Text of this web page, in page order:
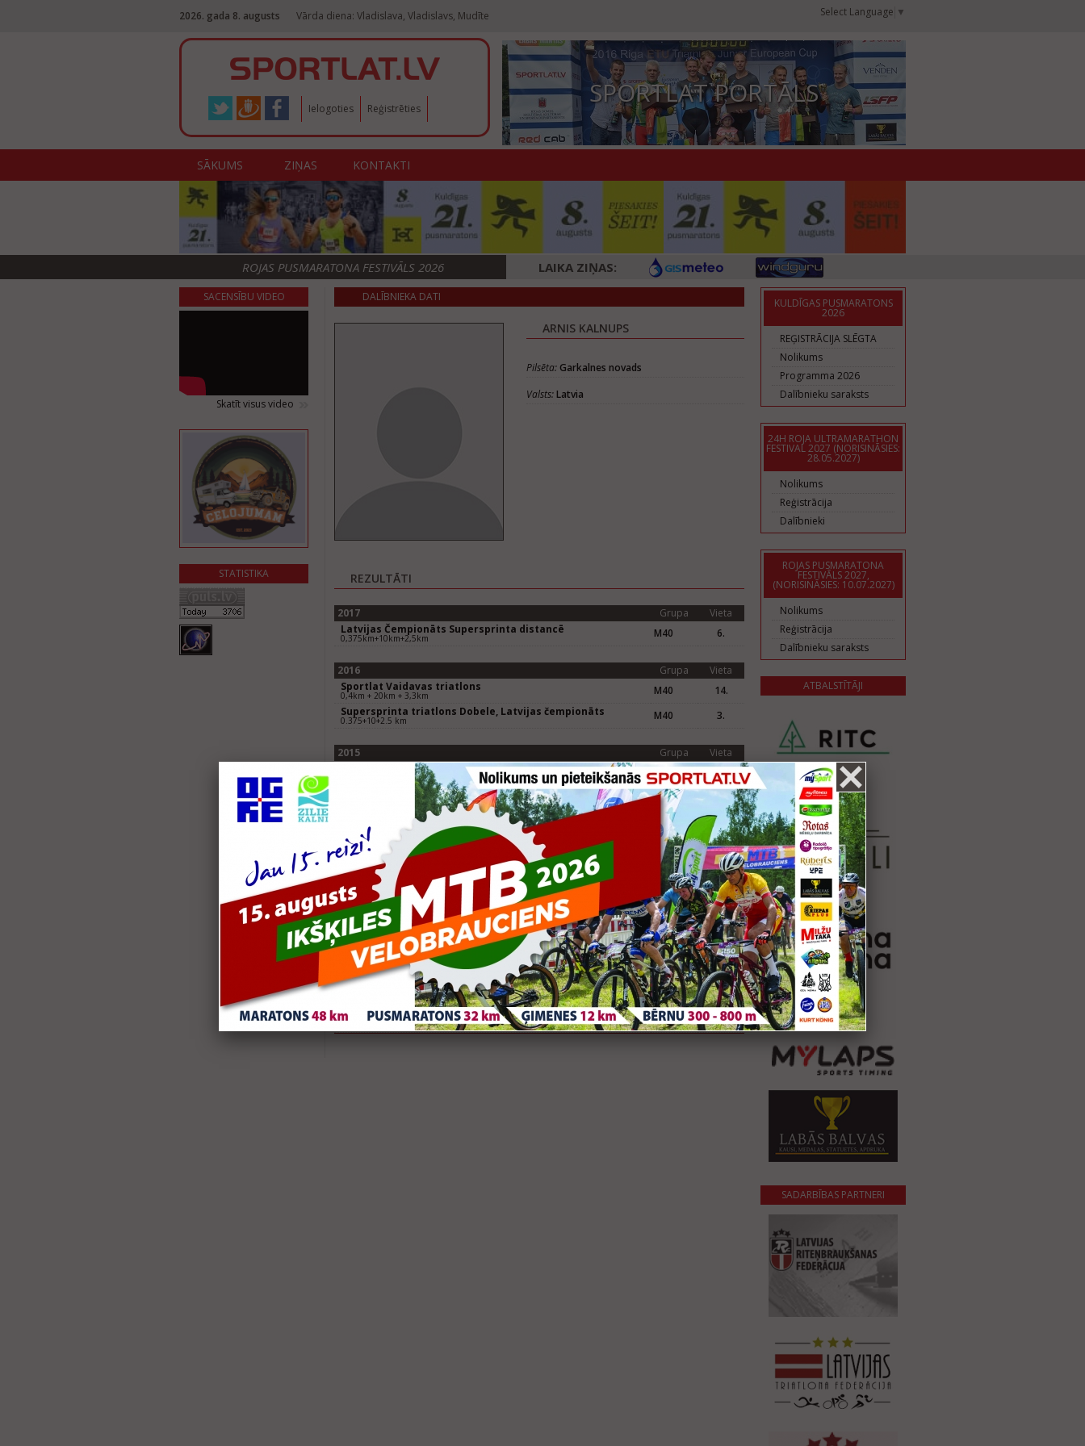
2026. gada 8. augusts Vārda diena: Vladislava, Vladislavs, Mudīte Select Language ▼
Ielogoties Reģistrēties SPORTLAT PORTĀLS
SĀKUMS ZIŅAS KONTAKTI
ROJAS PUSMARATONA FESTIVĀLS 2026 LAIKA ZIŅAS:
SACENSĪBU VIDEO
Skatīt visus video
STATISTIKA
DALĪBNIEKA DATI
ARNIS KALNUPS
Pilsēta: Garkalnes novads
Valsts:Latvia
REZULTĀTI
2017 Grupa
Vieta
Latvijas Čempionāts Supersprinta distancē
0,375km+10km+2,5km M40 6.
2016 Grupa
Vieta
Sportlat Vaidavas triatlons
0,4km + 20km + 3,3km M40
14.
Supersprinta triatlons Dobele, Latvijas čempionāts
0.375+10+2.5 km M40 3.
2015 Grupa
Vieta
Vaidavas triatlons/ Olimpiskā distance, LČ, LK, BK
M40 13.
Grupa
Vieta
„LČ triatlona sprintā / Baltijas jūras kauss”
Sprints (0.75+20+5) V40
7.
Rīgas Triatlons - Baltijas Kausa posms
0,75km + 20km + 5km V40
12.
Triatlons Liepāja (LČ)
0,35km+10km+3,3km -VV-
3.
Sportlat Vaidavas triatlons
0,35km + 18km + 4km V40 12.
2012 Grupa
Vieta
Duatlons
3.2 + 16.5 + 1.6 veselības klase VV+ 22.
Grupa
Vieta
SB 2008, MTB riteņbraukšana
T 40.
KULDĪGAS PUSMARATONS
2026
REĢISTRĀCIJA SLĒGTA
Nolikums
Programma 2026
Dalībnieku saraksts
24H ROJA ULTRAMARATHON
FESTIVAL 2027 (NORISINĀSIES:
28.05.2027)
Nolikums
Reģistrācija
Dalībnieki
ROJAS PUSMARATONA
FESTIVĀLS 2027,
(NORISINĀSIES: 10.07.2027)
Nolikums
Reģistrācija
Dalībnieku saraksts
ATBALSTĪTĀJI
SADARBĪBAS PARTNERI